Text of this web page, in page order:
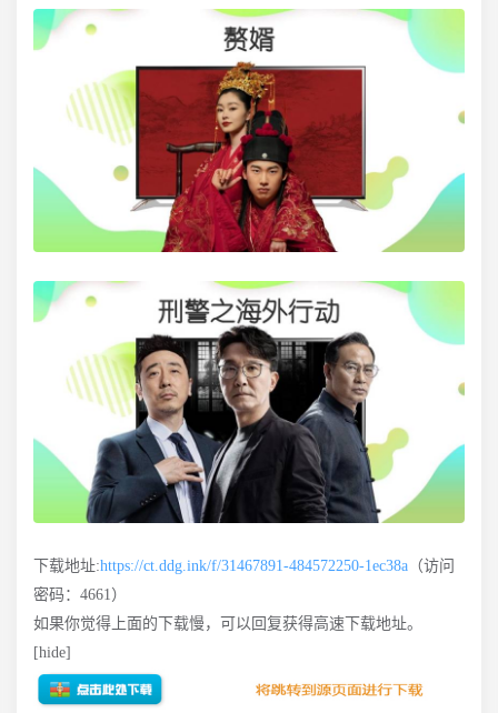
下载地址:https://ct.ddg.ink/f/31467891-484572250-1ec38a （访问
密码：4661）
如果你觉得上面的下载慢，可以回复获得高速下载地址。
[hide]